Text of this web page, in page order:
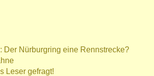
Der Nürburgring eine Rennstrecke?
Leser gefragt!